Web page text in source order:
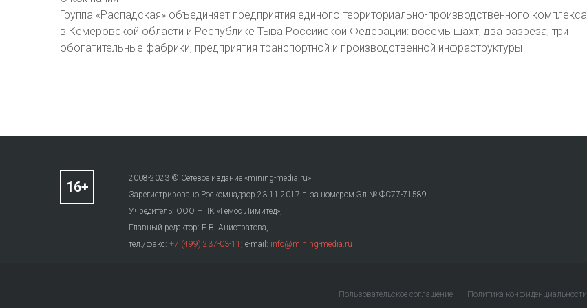
Группа «Распадская» объединяет предприятия единого территориально-производственного комплекса
в Кемеровской области и Республике Тыва Российской Федерации: восемь шахт, два разреза, три
обогатительные фабрики, предприятия транспортной и производственной инфраструктуры
2008-2023 © Сетевое издание «mining-media.ru»
Зарегистрировано Роскомнадзор 23.11.2017 г. за номером Эл № ФС77-71589
Учредитель: ООО НПК «Гемос Лимитед»,
Главный редактор: Е.В. Анистратова,
тел./факс: +7 (499) 237-03-11 ; e-mail: info@mining-media.ru
Пользовательское соглашение Политика конфиденциальности